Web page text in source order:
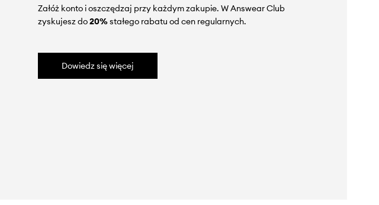
Załóż konto i oszczędzaj przy każdym zakupie. W Answear Club
zyskujesz do20%stałego rabatu od cen regularnych.
Dowiedz się więcej